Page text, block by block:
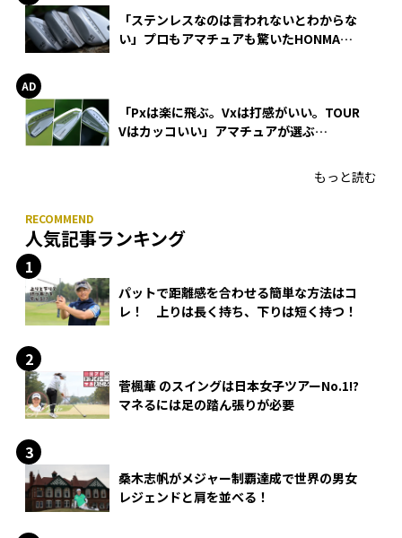
「ステンレスなのは言われないとわからな
い」プロもアマチュアも驚いたHONMA
「Pxは楽に飛ぶ。Vxは打感がいい。TOUR
Vはカッコいい」アマチュアが選ぶ
もっと読む
人気記事ランキング
パットで距離感を合わせる簡単な方法はコ
レ！ 上りは長く持ち、下りは短く持つ！
菅楓華 のスイングは日本女子ツアーNo.1!?
マネるには足の踏ん張りが必要
桑木志帆がメジャー制覇達成で世界の男女
レジェンドと肩を並べる！